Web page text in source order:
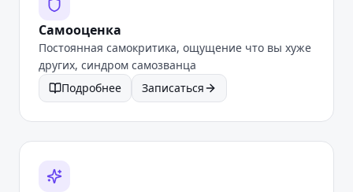
Самооценка
Постоянная самокритика, ощущение что вы хуже
других, синдром самозванца
Подробнее
Записаться